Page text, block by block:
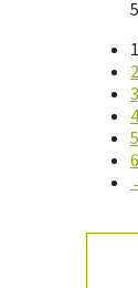
1
2
3
4
5
6